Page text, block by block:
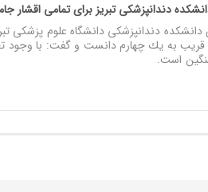
دندانپزشکی تبریز برای تمامی اقشار
دندانپزشکی دانشگاه علوم پزشکی
قريب به يك چهارم دانست و گفت: با وجود
است.